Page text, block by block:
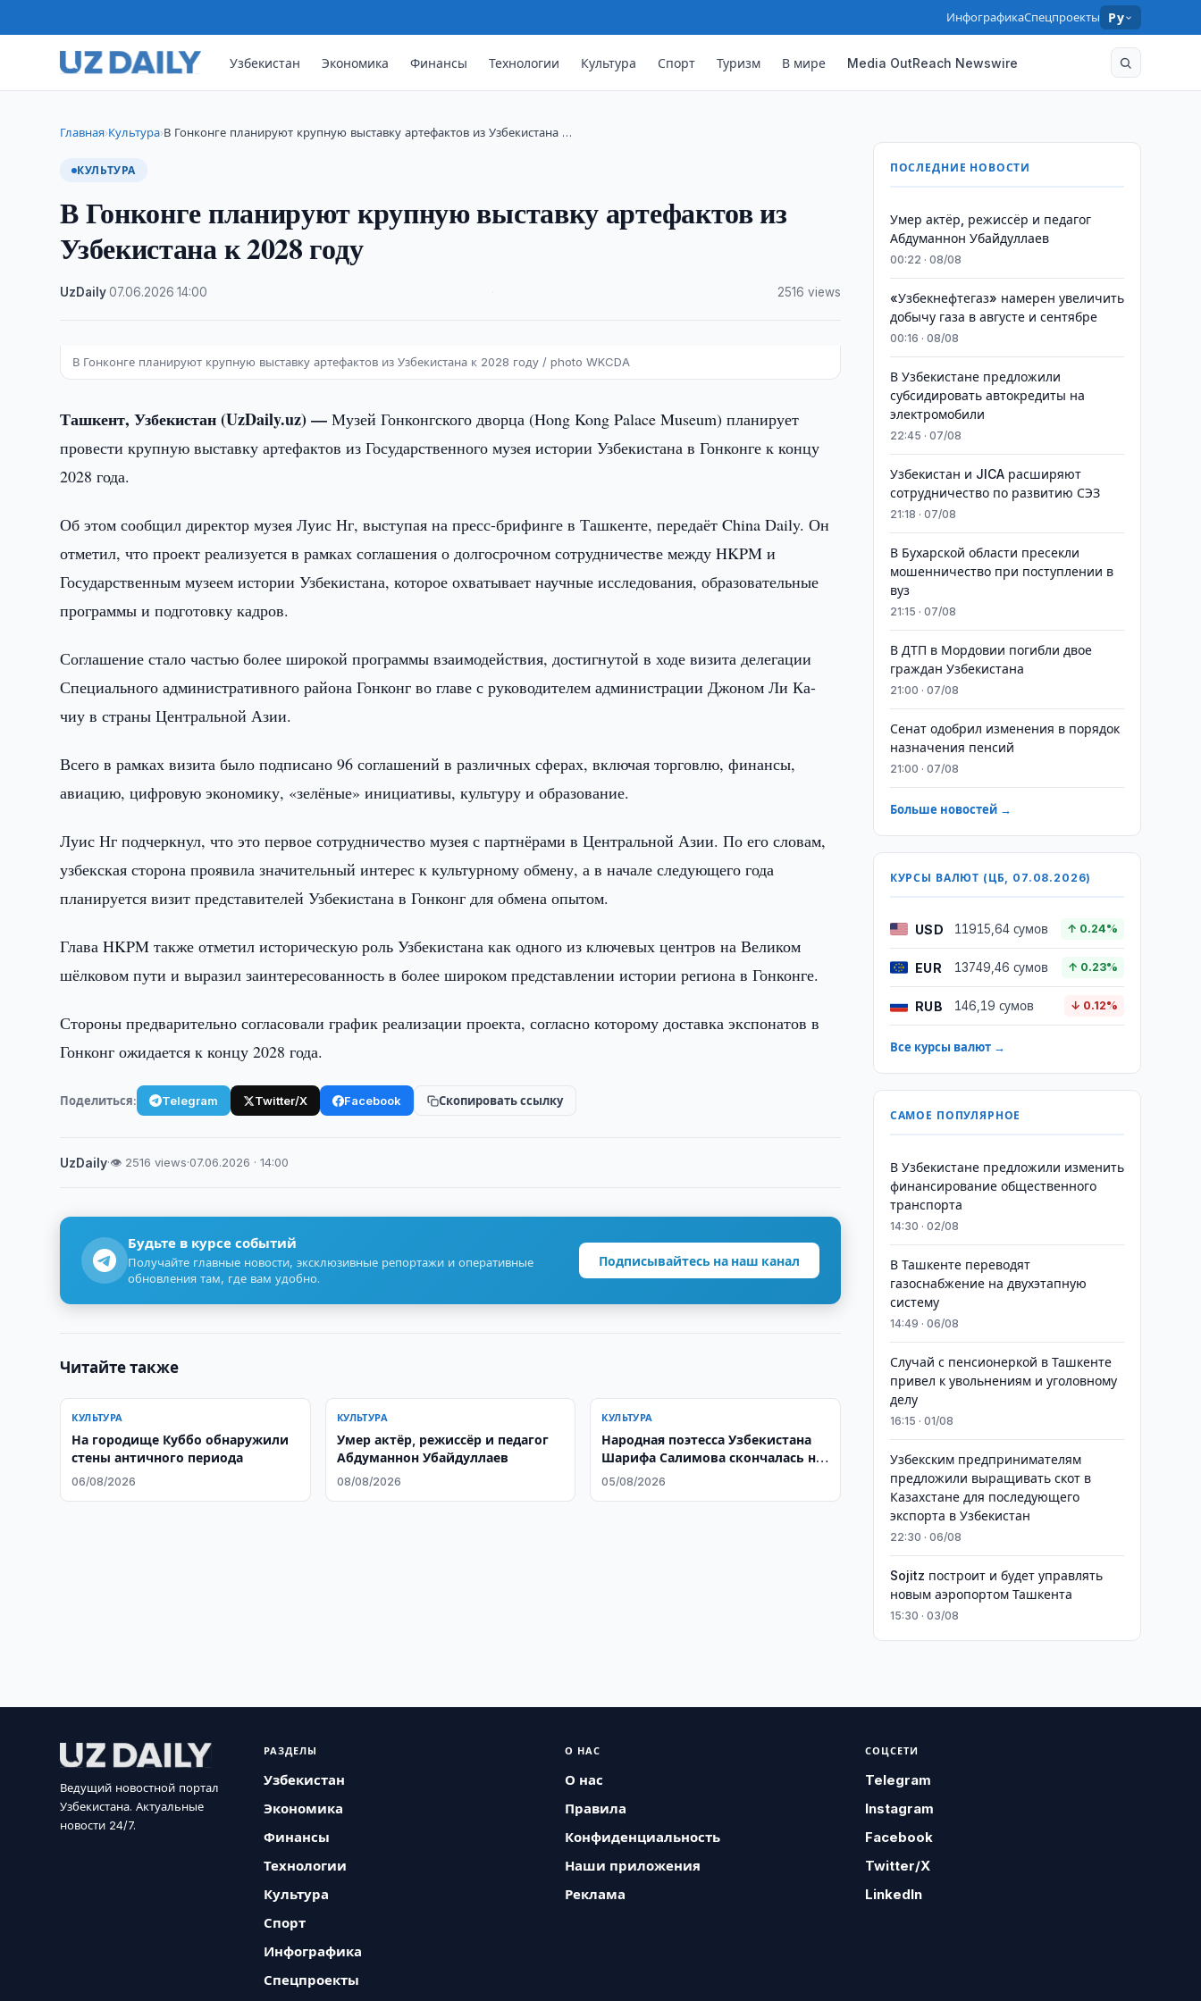
ИнфографикаСпецпроекты Ру
Узбекистан Экономика Финансы Технологии Культура Спорт Туризм В мире Media OutReach Newswire
Главная›Культура›В Гонконге планируют крупную выставку артефактов из Узбекистана …
КУЛЬТУРА
В Гонконге планируют крупную выставку артефактов из
Узбекистана к 2028 году
UzDaily·07.06.2026 ·14:00 2516 views
В Гонконге планируют крупную выставку артефактов из Узбекистана к 2028 году / photo WKCDA
Ташкент, Узбекистан (UzDaily.uz) —Музей Гонконгского дворца (Hong Kong Palace Museum) планирует
провести крупную выставку артефактов из Государственного музея истории Узбекистана в Гонконге к концу
2028 года.
Об этом сообщил директор музея Луис Нг, выступая на пресс-брифинге в Ташкенте, передаёт China Daily. Он
отметил, что проект реализуется в рамках соглашения о долгосрочном сотрудничестве между HKPM и
Государственным музеем истории Узбекистана, которое охватывает научные исследования, образовательные
программы и подготовку кадров.
Соглашение стало частью более широкой программы взаимодействия, достигнутой в ходе визита делегации
Специального административного района Гонконг во главе с руководителем администрации Джоном Ли Ка-
чиу в страны Центральной Азии.
Всего в рамках визита было подписано 96 соглашений в различных сферах, включая торговлю, финансы,
авиацию, цифровую экономику, «зелёные» инициативы, культуру и образование.
Луис Нг подчеркнул, что это первое сотрудничество музея с партнёрами в Центральной Азии. По его словам,
узбекская сторона проявила значительный интерес к культурному обмену, а в начале следующего года
планируется визит представителей Узбекистана в Гонконг для обмена опытом.
Глава HKPM также отметил историческую роль Узбекистана как одного из ключевых центров на Великом
шёлковом пути и выразил заинтересованность в более широком представлении истории региона в Гонконге.
Стороны предварительно согласовали график реализации проекта, согласно которому доставка экспонатов в
Гонконг ожидается к концу 2028 года.
Поделиться: Telegram Twitter/X Facebook Скопировать ссылку
UzDaily·👁 2516 views·07.06.2026 · 14:00
Будьте в курсе событий
Получайте главные новости, эксклюзивные репортажи и оперативные
обновления там, где вам удобно.
Подписывайтесь на наш канал
Читайте также
КУЛЬТУРА
На городище Куббо обнаружили
стены античного периода
06/08/2026
КУЛЬТУРА
Умер актёр, режиссёр и педагог
Абдуманнон Убайдуллаев
08/08/2026
КУЛЬТУРА
Народная поэтесса Узбекистана
Шарифа Салимова скончалась на
75-м году жизни
05/08/2026
ПОСЛЕДНИЕ НОВОСТИ
Умер актёр, режиссёр и педагог
Абдуманнон Убайдуллаев
00:22 · 08/08
«Узбекнефтегаз» намерен увеличить
добычу газа в августе и сентябре
00:16 · 08/08
В Узбекистане предложили
субсидировать автокредиты на
электромобили
22:45 · 07/08
Узбекистан и JICA расширяют
сотрудничество по развитию СЭЗ
21:18 · 07/08
В Бухарской области пресекли
мошенничество при поступлении в
вуз
21:15 · 07/08
В ДТП в Мордовии погибли двое
граждан Узбекистана
21:00 · 07/08
Сенат одобрил изменения в порядок
назначения пенсий
21:00 · 07/08
Больше новостей →
КУРСЫ ВАЛЮТ (ЦБ, 07.08.2026)
USD 11915,64 сумов ↑ 0.24%
EUR 13749,46 сумов ↑ 0.23%
RUB 146,19 сумов ↓ 0.12%
Все курсы валют →
САМОЕ ПОПУЛЯРНОЕ
В Узбекистане предложили изменить
финансирование общественного
транспорта
14:30 · 02/08
В Ташкенте переводят
газоснабжение на двухэтапную
систему
14:49 · 06/08
Случай с пенсионеркой в Ташкенте
привел к увольнениям и уголовному
делу
16:15 · 01/08
Узбекским предпринимателям
предложили выращивать скот в
Казахстане для последующего
экспорта в Узбекистан
22:30 · 06/08
Sojitz построит и будет управлять
новым аэропортом Ташкента
15:30 · 03/08
Ведущий новостной портал
Узбекистана. Актуальные
новости 24/7.
РАЗДЕЛЫ
Узбекистан
Экономика
Финансы
Технологии
Культура
Спорт
Инфографика
Спецпроекты
О НАС
О нас
Правила
Конфиденциальность
Наши приложения
Реклама
СОЦСЕТИ
Telegram
Instagram
Facebook
Twitter/X
LinkedIn